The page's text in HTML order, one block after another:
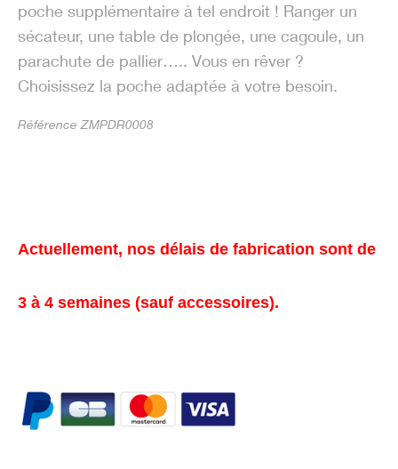
poche supplémentaire à tel endroit ! Ranger un
sécateur, une table de plongée, une cagoule, un
parachute de pallier….. Vous en rêver ?
Choisissez la poche adaptée à votre besoin.
Référence ZMPDR0008
Actuellement, nos délais de fabrication sont de
3 à 4 semaines (sauf accessoires).